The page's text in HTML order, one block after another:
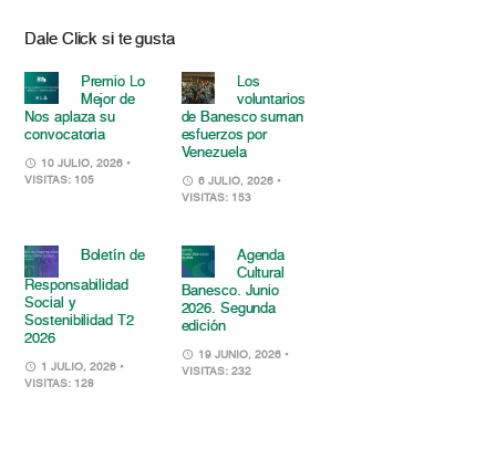
Dale Click si te gusta
Premio Lo
Mejor de
Nos aplaza su
convocatoria
10 JULIO, 2026 •
VISITAS: 105
Los
voluntarios
de Banesco suman
esfuerzos por
Venezuela
6 JULIO, 2026 •
VISITAS: 153
Boletín de
Responsabilidad
Social y
Sostenibilidad T2
2026
1 JULIO, 2026 •
VISITAS: 128
Agenda
Cultural
Banesco. Junio
2026. Segunda
edición
19 JUNIO, 2026 •
VISITAS: 232